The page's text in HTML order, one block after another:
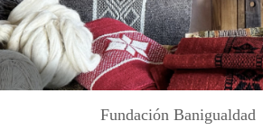
Fundación Banigualdad